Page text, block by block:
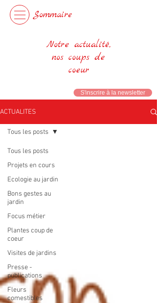
Sommaire
Notre actualité,
nos coups de
coeur
S'inscrire à la newsletter
ACTUALITES
Tous les posts
Projets en cours
Ecologie au jardin
Bons gestes au
jardin
Focus métier
Plantes coup de
coeur
Visites de jardins
Presse -
publications
Fleurs
comestibles
Tous les posts